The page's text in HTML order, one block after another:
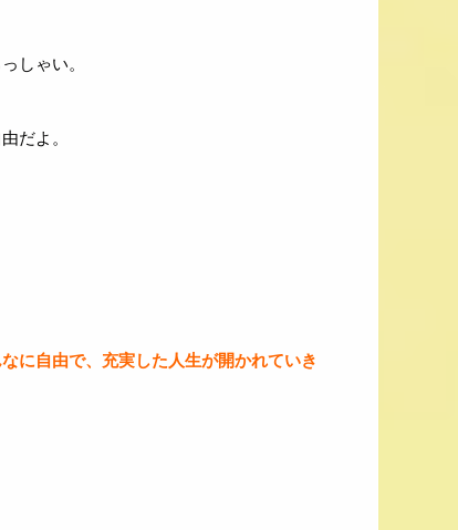
しゃい。
だよ。
に自由で、充実した人生が開かれていき